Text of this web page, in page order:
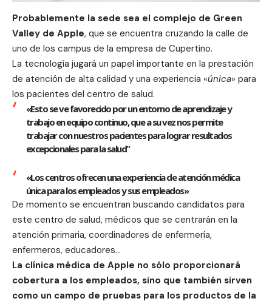
Probablemente la sede sea el complejo de Green
Valley de Apple, que se encuentra cruzando la calle de
uno de los campus de la empresa de Cupertino.
La tecnología jugará un papel importante en la prestación
de atención de alta calidad y una experiencia «única» para
los pacientes del centro de salud.
«Esto se ve favorecido por un entorno de aprendizaje y
trabajo en equipo continuo, que a su vez nos permite
trabajar con nuestros pacientes para lograr resultados
excepcionales para la salud”
«Los centros ofrecen una experiencia de atención médica
única para los empleados y sus empleados»
De momento se encuentran buscando candidatos para
este centro de salud, médicos que se centrarán en la
atención primaria, coordinadores de enfermería,
enfermeros, educadores…
La clínica médica de Apple no sólo proporcionará
cobertura a los empleados, sino que también sirven
como un campo de pruebas para los productos de la